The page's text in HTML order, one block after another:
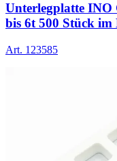
Unterlegplatte INO
bis 6t 500 Stück
Art. 123585